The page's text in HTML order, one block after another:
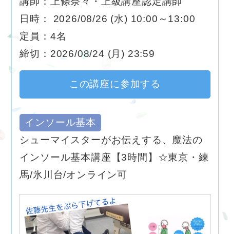
日時： 2026/08/26 (水) 10:00～13:00
定員：4名
締切：2026/08/24 (月) 23:59
この講座に参加する
インソール基本
シューマイスターがお伝えする、魔法の
インソール基本講座【3時間】☆東京・練
馬/氷川台/オンライン可